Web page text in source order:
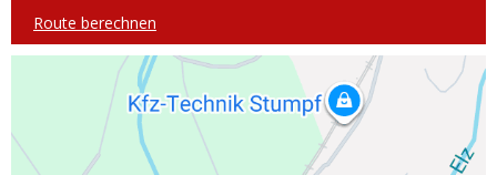
Route berechnen